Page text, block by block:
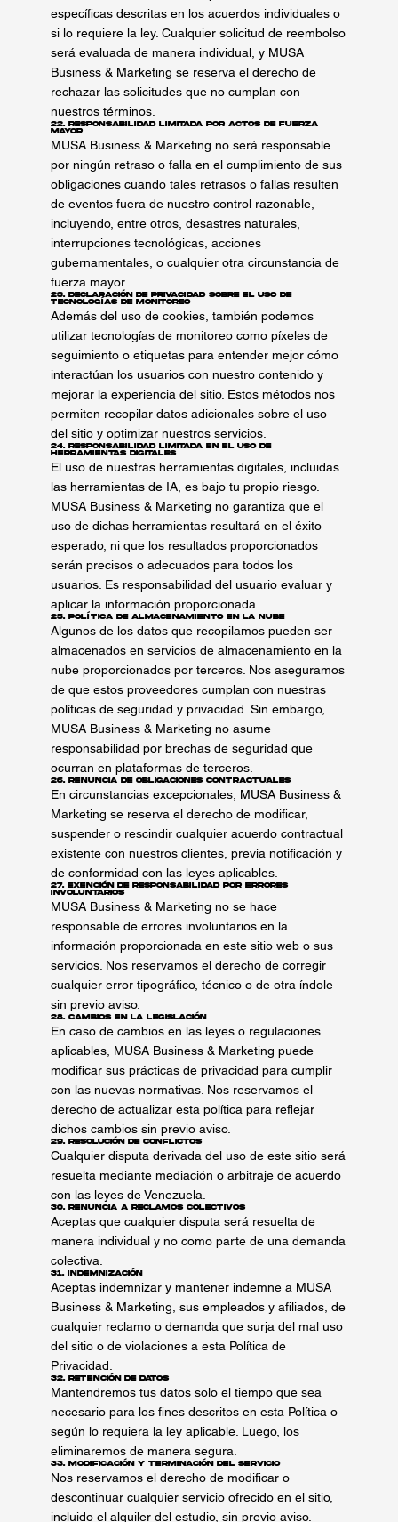
específicas descritas en los acuerdos individuales o
si lo requiere la ley. Cualquier solicitud de reembolso
será evaluada de manera individual, y MUSA
Business & Marketing se reserva el derecho de
rechazar las solicitudes que no cumplan con
nuestros términos.
22. Responsabilidad Limitada por Actos de Fuerza
Mayor
MUSA Business & Marketing no será responsable
por ningún retraso o falla en el cumplimiento de sus
obligaciones cuando tales retrasos o fallas resulten
de eventos fuera de nuestro control razonable,
incluyendo, entre otros, desastres naturales,
interrupciones tecnológicas, acciones
gubernamentales, o cualquier otra circunstancia de
fuerza mayor.
23. Declaración de Privacidad sobre el Uso de
Tecnologías de Monitoreo
Además del uso de cookies, también podemos
utilizar tecnologías de monitoreo como píxeles de
seguimiento o etiquetas para entender mejor cómo
interactúan los usuarios con nuestro contenido y
mejorar la experiencia del sitio. Estos métodos nos
permiten recopilar datos adicionales sobre el uso
del sitio y optimizar nuestros servicios.
24. Responsabilidad Limitada en el Uso de
Herramientas Digitales
El uso de nuestras herramientas digitales, incluidas
las herramientas de IA, es bajo tu propio riesgo.
MUSA Business & Marketing no garantiza que el
uso de dichas herramientas resultará en el éxito
esperado, ni que los resultados proporcionados
serán precisos o adecuados para todos los
usuarios. Es responsabilidad del usuario evaluar y
aplicar la información proporcionada.
25. Política de Almacenamiento en la Nube
Algunos de los datos que recopilamos pueden ser
almacenados en servicios de almacenamiento en la
nube proporcionados por terceros. Nos aseguramos
de que estos proveedores cumplan con nuestras
políticas de seguridad y privacidad. Sin embargo,
MUSA Business & Marketing no asume
responsabilidad por brechas de seguridad que
ocurran en plataformas de terceros.
26. Renuncia de Obligaciones Contractuales
En circunstancias excepcionales, MUSA Business &
Marketing se reserva el derecho de modificar,
suspender o rescindir cualquier acuerdo contractual
existente con nuestros clientes, previa notificación y
de conformidad con las leyes aplicables.
27. Exención de Responsabilidad por Errores
Involuntarios
MUSA Business & Marketing no se hace
responsable de errores involuntarios en la
información proporcionada en este sitio web o sus
servicios. Nos reservamos el derecho de corregir
cualquier error tipográfico, técnico o de otra índole
sin previo aviso.
28. Cambios en la Legislación
En caso de cambios en las leyes o regulaciones
aplicables, MUSA Business & Marketing puede
modificar sus prácticas de privacidad para cumplir
con las nuevas normativas. Nos reservamos el
derecho de actualizar esta política para reflejar
dichos cambios sin previo aviso.
29. Resolución de Conflictos
Cualquier disputa derivada del uso de este sitio será
resuelta mediante mediación o arbitraje de acuerdo
con las leyes de Venezuela.
30. Renuncia a Reclamos Colectivos
Aceptas que cualquier disputa será resuelta de
manera individual y no como parte de una demanda
colectiva.
31. Indemnización
Aceptas indemnizar y mantener indemne a MUSA
Business & Marketing, sus empleados y afiliados, de
cualquier reclamo o demanda que surja del mal uso
del sitio o de violaciones a esta Política de
Privacidad.
32. Retención de Datos
Mantendremos tus datos solo el tiempo que sea
necesario para los fines descritos en esta Política o
según lo requiera la ley aplicable. Luego, los
eliminaremos de manera segura.
33. Modificación y Terminación del Servicio
Nos reservamos el derecho de modificar o
descontinuar cualquier servicio ofrecido en el sitio,
incluido el alquiler del estudio, sin previo aviso.